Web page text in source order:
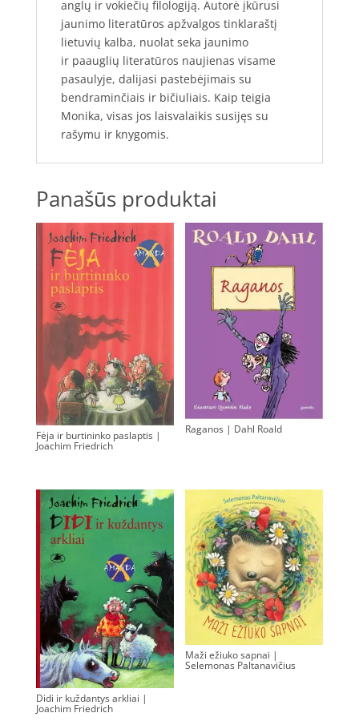
anglų ir vokiečių filologiją. Autorė įkūrusi
jaunimo literatūros apžvalgos tinklaraštį
lietuvių kalba, nuolat seka jaunimo
ir paauglių literatūros naujienas visame
pasaulyje, dalijasi pastebėjimais su
bendraminčiais ir bičiuliais. Kaip teigia
Monika, visas jos laisvalaikis susijęs su
rašymu ir knygomis.
Panašūs produktai
Fėja ir burtininko paslaptis |
Joachim Friedrich
Raganos | Dahl Roald
Didi ir kuždantys arkliai |
Joachim Friedrich
Maži ežiuko sapnai |
Selemonas Paltanavičius